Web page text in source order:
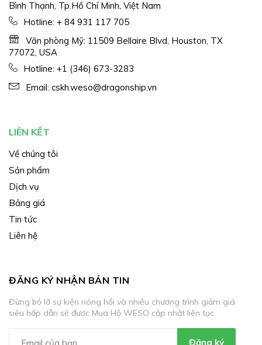
Bình Thạnh, Tp.Hồ Chí Minh, Việt Nam
Hotline: + 84 931 117 705
Văn phòng Mỹ: 11509 Bellaire Blvd, Houston, TX
77072, USA
Hotline: +1 (346) 673-3283
Email: cskh.weso@dragonship.vn
LIÊN KẾT
Về chúng tôi
Sản phẩm
Dịch vụ
Bảng giá
Tin tức
Liên hệ
ĐĂNG KÝ NHẬN BẢN TIN
Đừng bỏ lỡ sự kiện nóng hổi và nhiều chương trình giảm giá
siêu hấp dẫn sẽ được Mua Hộ WESO cập nhật liên tục.
Đăng ký